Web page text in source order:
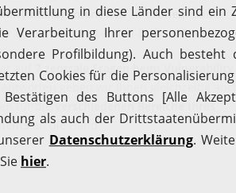
Management neu zuordnen. Dabei
einem entmutigenden Berg an Fragen.
auf
7 zentrale Fragen beim Vulnerability
geben wir Ihnen gleichzeitig auch
für dieverschiedenen Bereiche Ihres
an die Hand.